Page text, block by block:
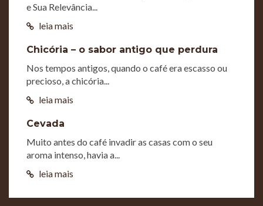
e Sua Relevância...
leia mais
Chicória – o sabor antigo que perdura
Nos tempos antigos, quando o café era escasso ou
precioso, a chicória...
leia mais
Cevada
Muito antes do café invadir as casas com o seu
aroma intenso, havia a...
leia mais